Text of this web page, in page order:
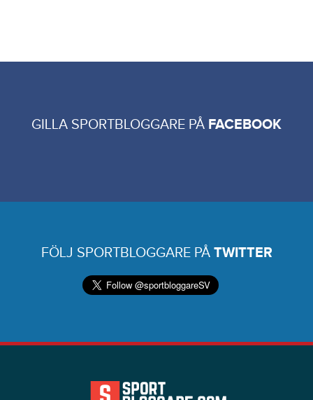
GILLA SPORTBLOGGARE PÅ FACEBOOK
FÖLJ SPORTBLOGGARE PÅ TWITTER